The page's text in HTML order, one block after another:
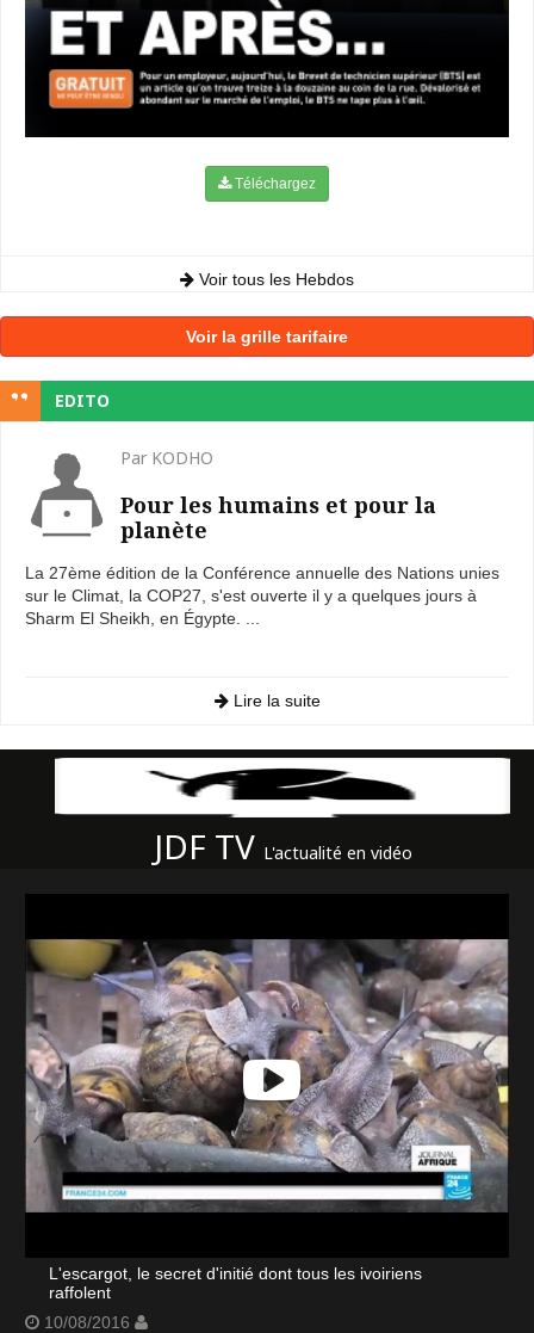
Téléchargez
Voir tous les Hebdos
Voir la grille tarifaire
EDITO
Par KODHO
Pour les humains et pour la
planète
La 27ème édition de la Conférence annuelle des Nations unies
sur le Climat, la COP27, s'est ouverte il y a quelques jours à
Sharm El Sheikh, en Égypte. ...
Lire la suite
JDF TV L'actualité en vidéo
L'escargot, le secret d'initié dont tous les ivoiriens
raffolent
10/08/2016